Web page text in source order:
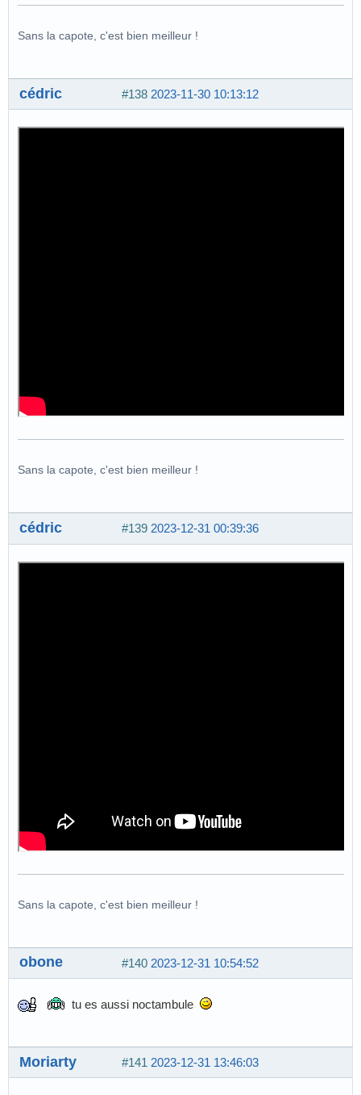
Sans la capote, c'est bien meilleur !
#138 2023-11-30 10:13:12
cédric
Sans la capote, c'est bien meilleur !
#139 2023-12-31 00:39:36
cédric
Sans la capote, c'est bien meilleur !
#140 2023-12-31 10:54:52
obone
tu es aussi noctambule
#141 2023-12-31 13:46:03
Moriarty